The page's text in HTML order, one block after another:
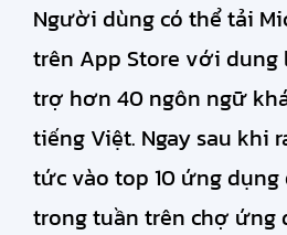
Đăng
ký
Người dùng có thể tải
trên App Store với dung
trợ hơn 40 ngôn ngữ
tiếng Việt. Ngay sau khi
tức vào top 10 ứng
trong tuần trên chợ ứng